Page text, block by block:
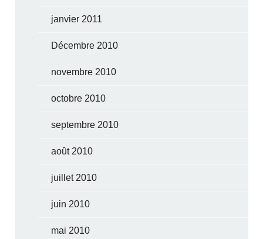
janvier 2011
Décembre 2010
novembre 2010
octobre 2010
septembre 2010
août 2010
juillet 2010
juin 2010
mai 2010